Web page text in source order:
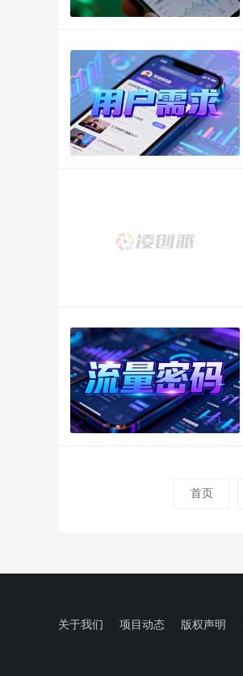
首页
关于我们 项目动态 版权声明